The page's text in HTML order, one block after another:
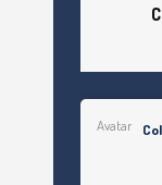
Avatar